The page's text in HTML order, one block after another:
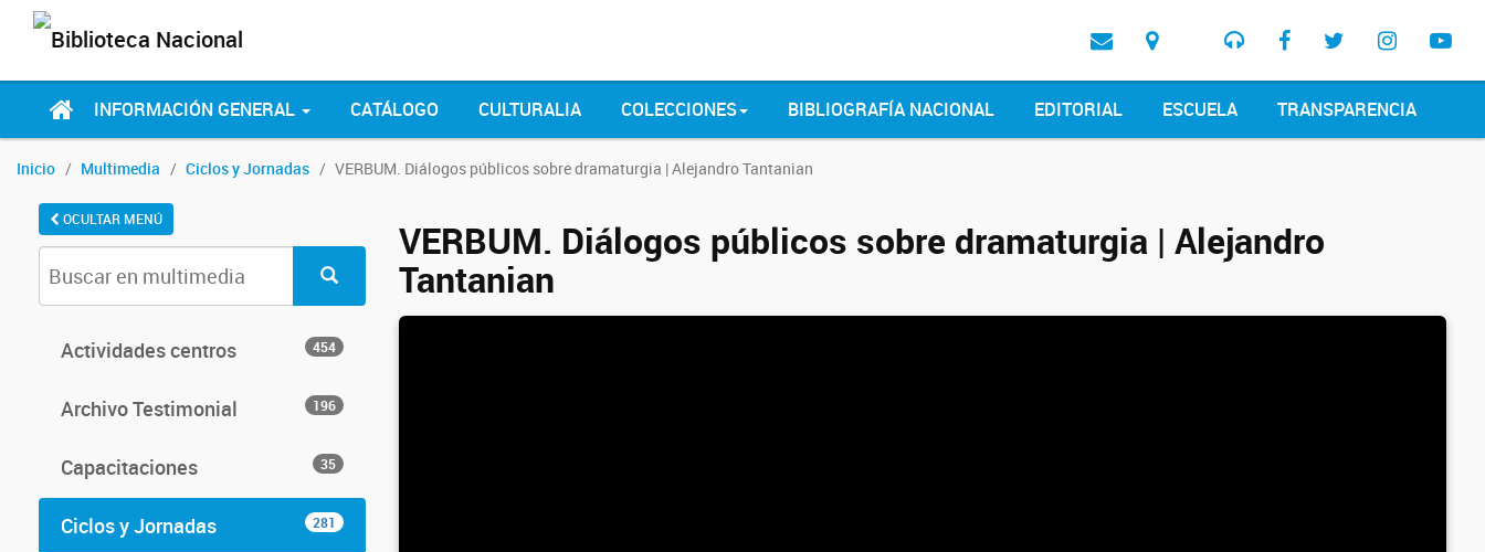
INFORMACIÓN GENERAL CATÁLOGO CULTURALIA COLECCIONES BIBLIOGRAFÍA NACIONAL EDITORIAL ESCUELA TRANSPARENCIA
Inicio Multimedia Ciclos y Jornadas VERBUM. Diálogos públicos sobre dramaturgia | Alejandro Tantanian
OCULTAR MENÚ
Actividades centros 454
Archivo Testimonial 196
Capacitaciones 35
Ciclos y Jornadas 281
VERBUM. Diálogos públicos sobre dramaturgia | Alejandro
Tantanian